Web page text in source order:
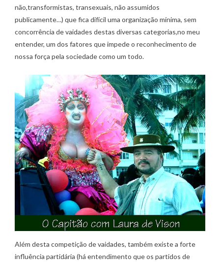
não,transformistas, transexuais, não assumidos
publicamente…) que fica difícil uma organização mínima, sem
concorrência de vaidades destas diversas categorias,no meu
entender, um dos fatores que impede o reconhecimento de
nossa força pela sociedade como um todo.
Além desta competição de vaidades, também existe a forte
influência partidária (há entendimento que os partidos de